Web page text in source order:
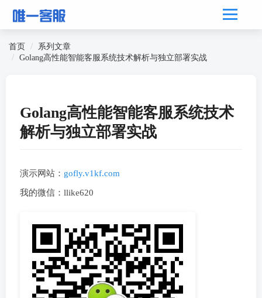
首页
系列文章
Golang高性能智能客服系统技术解析与独立部署实战
Golang高性能智能客服系统技术
解析与独立部署实战
演示网站： gofly.v1kf.com
我的微信：llike620